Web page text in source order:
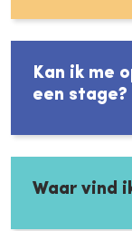
Kan ik me
een stage?
Waar vind